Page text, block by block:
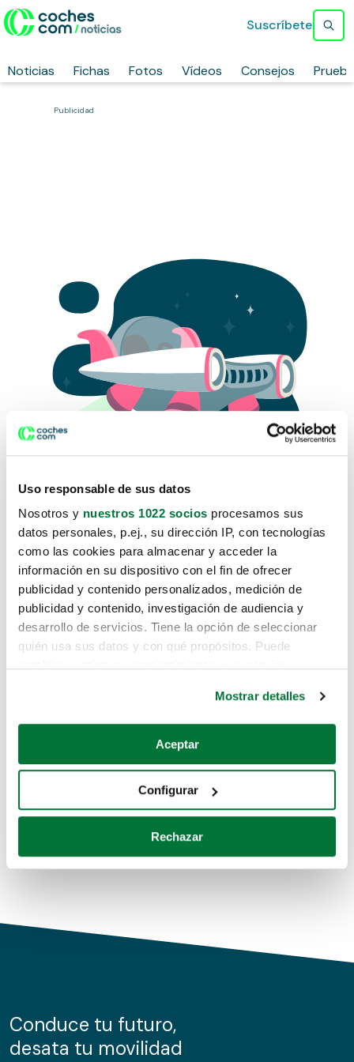
Uso responsable de sus datos
Nosotros y nuestros 1022 socios procesamos sus
datos personales, p.ej., su dirección IP, con tecnologías
como las cookies para almacenar y acceder la
información en su dispositivo con el fin de ofrecer
publicidad y contenido personalizados, medición de
publicidad y contenido, investigación de audiencia y
desarrollo de servicios. Tiene la opción de seleccionar
quién usa sus datos y con qué propósitos. Puede
Si lo permite, también quisiéramos:
Recopilar información sobre su ubicación geográfica
Identificar su dispositivo analizándolo activamente
para buscar características específicas (huellas
Obtenga más información sobre cómo se procesan sus
de cookies.
información sobre el uso que haga del sitio web con
nuestros partners de redes sociales, publicidad y análisis
Mostrar detalles
Aceptar
Configurar
Rechazar
Noticias Fichas Fotos Vídeos Consejos
Suscríbete
Publicidad
Lo sentimos, no sabemos como
te hemos traido hasta aquí.
Pero puedes encontrar el coche que estás
buscando en alguno de estos enlaces:
Coches de segunda mano
Coches de km0
Conduce tu futuro,
desata tu movilidad